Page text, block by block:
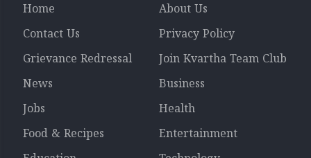
Home
About Us
Contact Us
Privacy Policy
Grievance Redressal
Join Kvartha Team Club
News
Business
Jobs
Health
Food & Recipes
Entertainment